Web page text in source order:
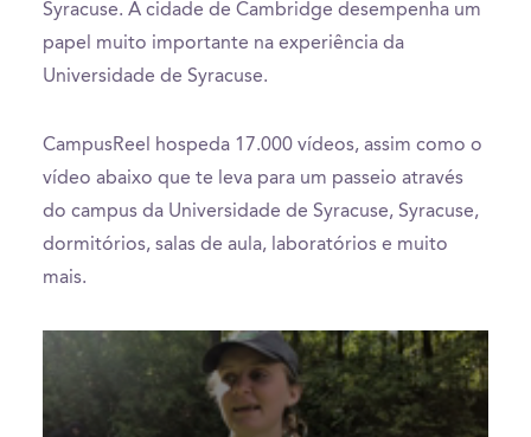
Syracuse. A cidade de Cambridge desempenha um
papel muito importante na experiência da
Universidade de Syracuse.
CampusReel hospeda 17.000 vídeos, assim como o
vídeo abaixo que te leva para um passeio através
do campus da Universidade de Syracuse, Syracuse,
dormitórios, salas de aula, laboratórios e muito
mais.